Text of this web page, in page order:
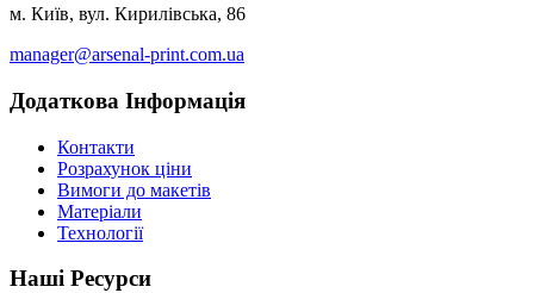
м. Київ, вул. Кирилівська, 86
manager@arsenal-print.com.ua
Додаткова Інформація
Контакти
Розрахунок ціни
Вимоги до макетів
Матеріали
Технології
Наші Ресурси